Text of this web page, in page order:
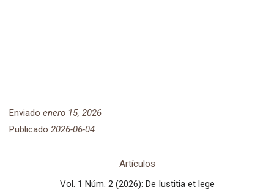
Enviado enero 15, 2026
Publicado 2026-06-04
Artículos
Vol. 1 Núm. 2 (2026): De Iustitia et lege